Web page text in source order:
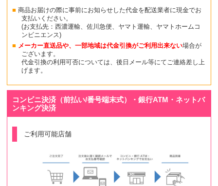
商品お届けの際に事前にお知らせした代金を配送業者に現金でお
支払いください。
(お支払先：西濃運輸、佐川急便、ヤマト運輸、ヤマトホームコ
ンビニエンス)
メーカー直送品や、一部地域は代金引換がご利用出来ない場合が
ございます。
代金引換の利用可否については、後日メール等にてご連絡差し上
げます。
コンビニ決済（前払い/番号端末式）・銀行ATM・ネットバ
ンキング決済
ご利用可能店舗